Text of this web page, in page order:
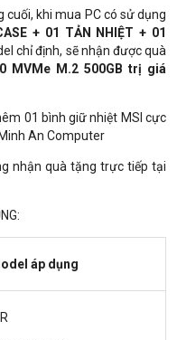
khi mua PC có sử dụng
+ 01 TẢN NHIỆT + 01
chỉ định, sẽ nhận được quà
MVMe M.2 500GB trị giá
01 bình giữ nhiệt MSI cực
An Computer
nhận quà tặng trực tiếp tại
áp dụng